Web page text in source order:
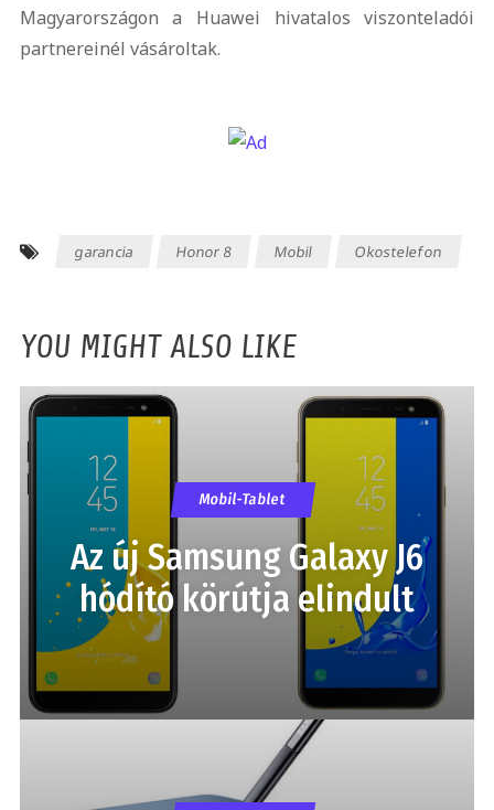
Magyarországon a Huawei hivatalos viszonteladói
partnereinél vásároltak.
garancia Honor 8 Mobil Okostelefon
YOU MIGHT ALSO LIKE
Mobil-Tablet
Az új Samsung Galaxy J6
hódító körútja elindult